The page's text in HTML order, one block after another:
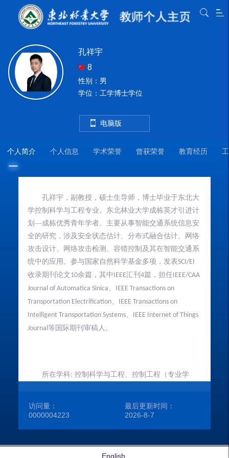
孔祥宇
8
性别：男
学位：工学博士学位
电脑版
个人简介 个人信息 学术荣誉 曾获荣誉 教育经历
孔祥宇 ，副教授， 硕士生导师，博士毕业于东北大
学控制科学与工程专业。东北林业大学成栋英才引进计
划 —成栋优秀青年学者。主要从事智能交通系统信息安
全的研究 ， 涉及安全状态估计、 分布式融合估计、
网络
攻击设计、 网络攻击检测
容错控制及其在智能交通系
统中的应用 。参与国家自然科学基金多项，发表SCI/EI
收录期刊论文10余篇 ， 其中 IEEE汇刊 4篇 ，担任IEEE/CAA
Journal of Automatica Sinica
IEEE Transactions on
Transportation Electrification、 IEEE Transactions on
Intelligent Transportation Systems、
IEEE Internet of Things
Journal 等国际期刊审稿人。
所在学科: 控制科学与工程、控制工程（专业学
邮箱： kxy1430130309@163.com
硕士研究生
访问量：
0000004223
最后更新时间：
2026-8-7
English